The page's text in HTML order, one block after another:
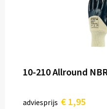
10-210 Allround
adviesprijs € 1,95